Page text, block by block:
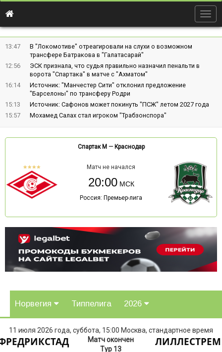
13:47
В "Локомотиве" отреагировали на слухи о возможном
трансфере Батракова в "Галатасарай"
12:56
ЭСК признала, что судья правильно назначил пенальти в
ворота "Спартака" в матче с "Ахматом"
16:14
Источник: "Манчестер Сити" отклонил предложение
"Барселоны" по трансферу Родри
15:13
Источник: Сафонов может покинуть "ПСЖ" летом 2027 года
15:57
Мохамед Салах стал игроком "Трабзонспора"
Спартак М — Краснодар
Матч не начался
20:00
Россия: Премьер-лига
Норвегия Типпелига 2026
11 июля 2026 года, суббота, 15:00 Москва, стандартное время
Матч окончен
Тур 13
ЛИЛЛЕСТРЕМ